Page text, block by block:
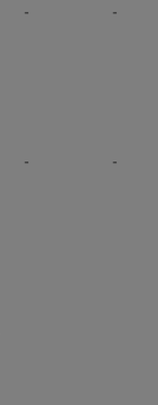
- -
- -